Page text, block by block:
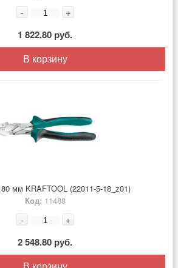
- +
1 822.80 руб.
В корзину
мм KRAFTOOL (22011-5-18_z01)
Код: 11488
- +
2 548.80 руб.